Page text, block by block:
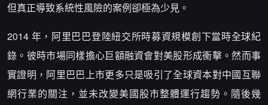
但真正導致系統性風險的案例卻極為少見。
2014 年，阿里巴巴登陸紐交所時募資規模創下當時全球紀
錄。彼時市場同樣擔心巨額融資會對美股形成衝擊。然而事
實證明，阿里巴巴上市更多只是吸引了全球資本對中國互聯
網行業的關注，並未改變美國股市整體運行趨勢。隨後幾